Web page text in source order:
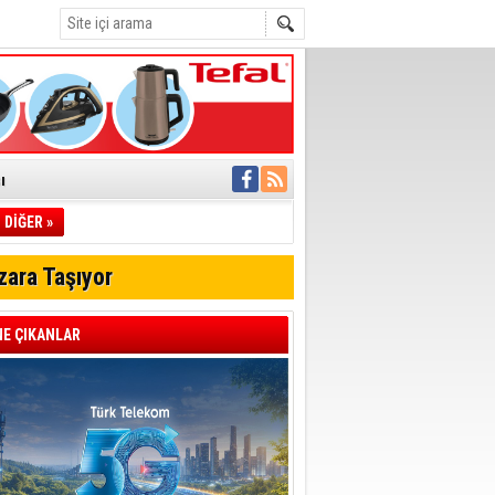
İletti
müdahale
Geçti
DİĞER »
Taşıyor
ÇIKANLAR